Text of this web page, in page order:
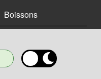
Boissons